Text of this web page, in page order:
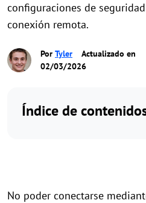
configuraciones de
conexión remota.
Por Tyler
Actualizado en
02/03/2026
Índice de
No poder conectarse